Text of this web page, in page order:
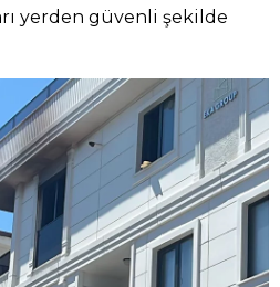
yerden güvenli şekilde